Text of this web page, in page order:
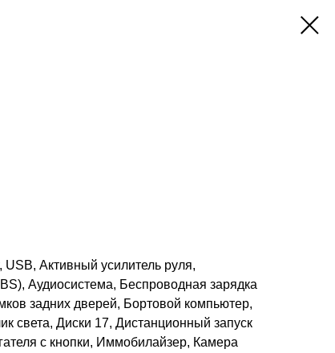
Активный усилитель руля,
Аудиосистема, Беспроводная зарядка
задних дверей, Бортовой компьютер,
света, Диски 17, Дистанционный запуск
с кнопки, Иммобилайзер, Камера